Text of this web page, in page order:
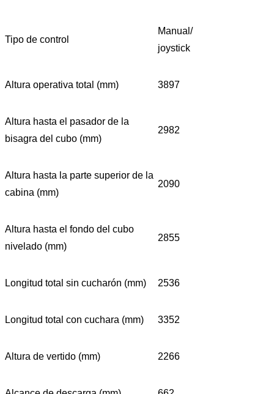
Tipo de control
Manual/
joystick
Altura operativa total (mm) 3897
Altura hasta el pasador de la
bisagra del cubo (mm)
2982
Altura hasta la parte superior de la
cabina (mm)
2090
Altura hasta el fondo del cubo
nivelado (mm)
2855
Longitud total sin cucharón (mm) 2536
Longitud total con cuchara (mm) 3352
Altura de vertido (mm) 2266